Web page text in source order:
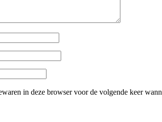
in deze browser voor de volgende keer